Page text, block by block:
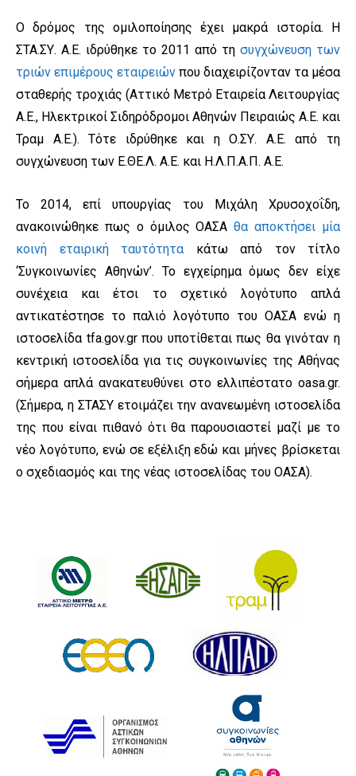
Ο δρόμος της ομιλοποίησης έχει μακρά ιστορία. Η
ΣΤΑ.ΣΥ. Α.Ε. ιδρύθηκε το 2011 από τη συγχώνευση των
τριών επιμέρους εταιρειών που διαχειρίζονταν τα μέσα
σταθερής τροχιάς (Αττικό Μετρό Εταιρεία Λειτουργίας
Α.Ε., Ηλεκτρικοί Σιδηρόδρομοι Αθηνών Πειραιώς Α.Ε. και
Τραμ Α.Ε.). Τότε ιδρύθηκε και η Ο.ΣΥ. Α.Ε. από τη
συγχώνευση των Ε.ΘΕ.Λ. Α.Ε. και Η.Λ.Π.Α.Π. Α.Ε.
Το 2014, επί υπουργίας του Μιχάλη Χρυσοχοΐδη,
ανακοινώθηκε πως ο όμιλος ΟΑΣΑθα αποκτήσει μία
κοινή εταιρική ταυτότητα κάτω από τον τίτλο
‘Συγκοινωνίες Αθηνών’. Το εγχείρημα όμως δεν είχε
συνέχεια και έτσι το σχετικό λογότυπο απλά
αντικατέστησε το παλιό λογότυπο του ΟΑΣΑ ενώ η
ιστοσελίδα tfa.gov.gr που υποτίθεται πως θα γινόταν η
κεντρική ιστοσελίδα για τις συγκοινωνίες της Αθήνας
σήμερα απλά ανακατευθύνει στο ελλιπέστατο oasa.gr.
(Σήμερα, η ΣΤΑΣΥ ετοιμάζει την ανανεωμένη ιστοσελίδα
της που είναι πιθανό ότι θα παρουσιαστεί μαζί με το
νέο λογότυπο, ενώ σε εξέλιξη εδώ και μήνες βρίσκεται
ο σχεδιασμός και της νέας ιστοσελίδας του ΟΑΣΑ).